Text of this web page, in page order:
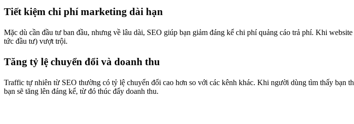
Tiết kiệm chi phí marketing dài hạn
Mặc dù cần đầu tư ban đầu, nhưng về lâu dài, SEO giúp bạn giảm đáng kể chi phí quảng cáo trả phí. Khi
tức đầu tư) vượt trội.
Tăng tỷ lệ chuyển đổi và doanh thu
Traffic tự nhiên từ SEO thường có tỷ lệ chuyển đổi cao hơn so với các kênh khác. Khi người dùng tìm thấy bạn
bạn sẽ tăng lên đáng kể, từ đó thúc đẩy doanh thu.